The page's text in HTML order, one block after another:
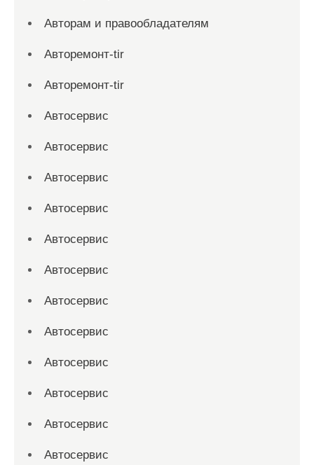
Авторам и правообладателям
Авторемонт-tir
Авторемонт-tir
Автосервис
Автосервис
Автосервис
Автосервис
Автосервис
Автосервис
Автосервис
Автосервис
Автосервис
Автосервис
Автосервис
Автосервис